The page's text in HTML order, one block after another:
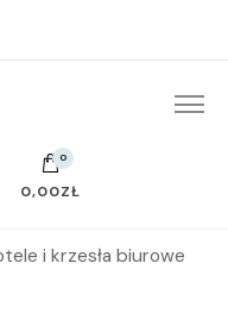
0
0,00ZŁ
i krzesła biurowe